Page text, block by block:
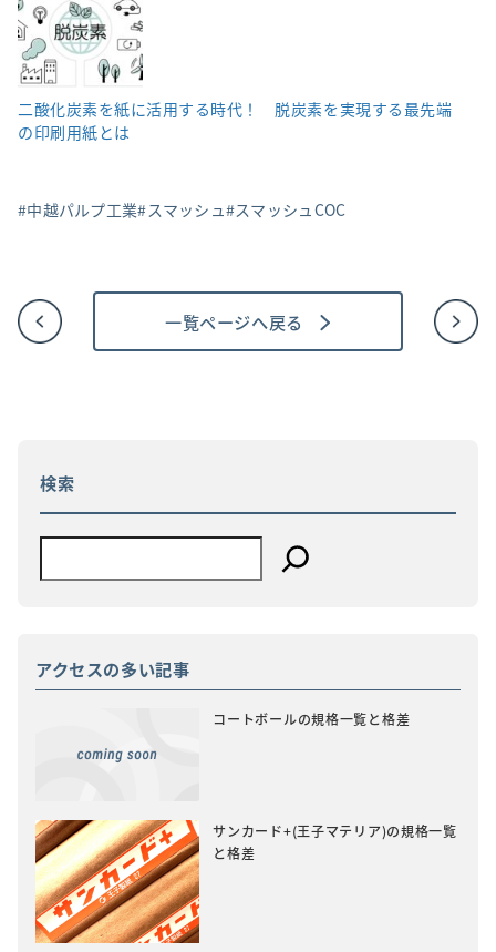
二酸化炭素を紙に活用する時代！ 脱炭素を実現する最先端
の印刷用紙とは
中越パルプ工業 スマッシュ スマッシュCOC
一覧ページへ戻る
検索
アクセスの多い記事
コートボールの規格一覧と格差
サンカード+(王子マテリア)の規格一覧
と格差